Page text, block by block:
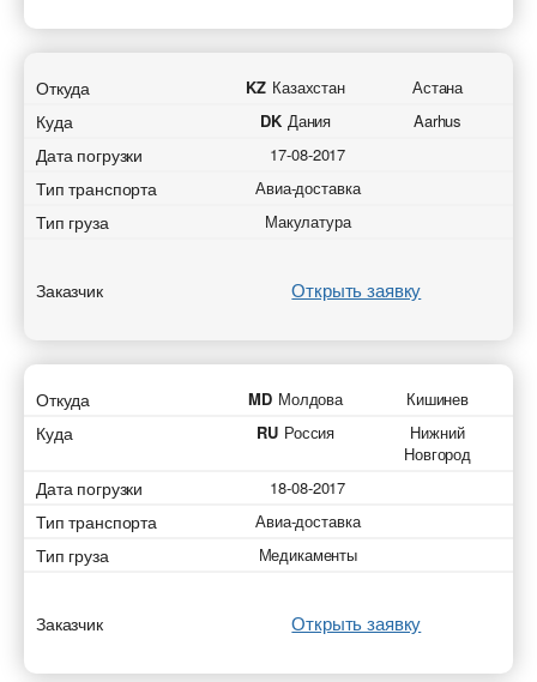
Откуда KZ Казахстан Астана
Куда DK Дания Aarhus
Дата погрузки 17-08-2017
Тип транспорта Авиа-доставка
Тип груза Макулатура
Заказчик Открыть заявку
Откуда MD Молдова Кишинев
Куда RU Россия
Нижний
Новгород
Дата погрузки 18-08-2017
Тип транспорта Авиа-доставка
Тип груза Медикаменты
Заказчик Открыть заявку